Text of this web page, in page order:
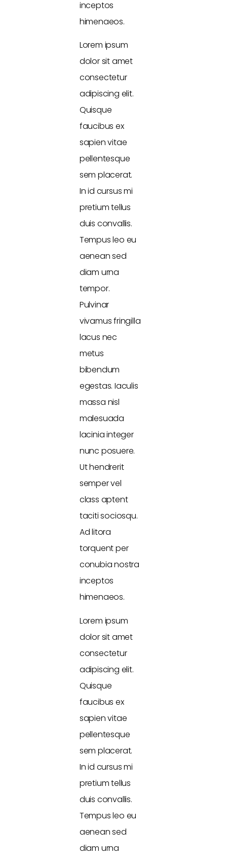
inceptos
himenaeos.
Lorem ipsum
dolor sit amet
consectetur
adipiscing elit.
Quisque
faucibus ex
sapien vitae
pellentesque
sem placerat.
In id cursus mi
pretium tellus
duis convallis.
Tempus leo eu
aenean sed
diam urna
tempor.
Pulvinar
vivamus fringilla
lacus nec
metus
bibendum
egestas. Iaculis
massa nisl
malesuada
lacinia integer
nunc posuere.
Ut hendrerit
semper vel
class aptent
taciti sociosqu.
Ad litora
torquent per
conubia nostra
inceptos
himenaeos.
Lorem ipsum
dolor sit amet
consectetur
adipiscing elit.
Quisque
faucibus ex
sapien vitae
pellentesque
sem placerat.
In id cursus mi
pretium tellus
duis convallis.
Tempus leo eu
aenean sed
diam urna